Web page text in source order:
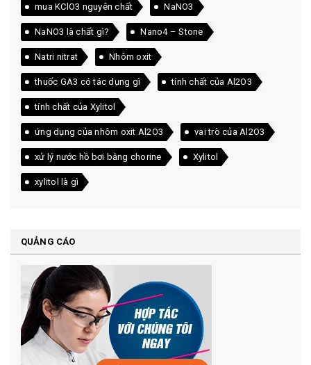
mua KClO3 nguyên chất NaNO3
NaNO3 là chất gì? Nano4 – Stone
Natri nitrat Nhôm oxit
thuốc GA3 có tác dụng gì tính chất của Al2O3
tính chất của Xylitol
ứng dụng của nhôm oxit Al2O3 vai trò của Al2O3
xử lý nước hồ bơi bằng chorine Xylitol
xylitol là gì
QUẢNG CÁO